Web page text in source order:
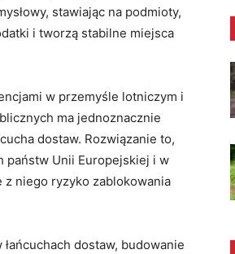
stawiając na podmioty,
i tworzą stabilne miejsca
w przemyśle lotniczym i
ma jednoznacznie
dostaw. Rozwiązanie to,
państw Unii Europejskiej i w
niego ryzyko zablokowania
dostaw, budowanie